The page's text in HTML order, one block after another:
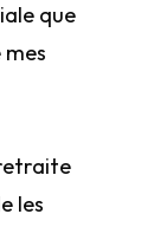
que
les